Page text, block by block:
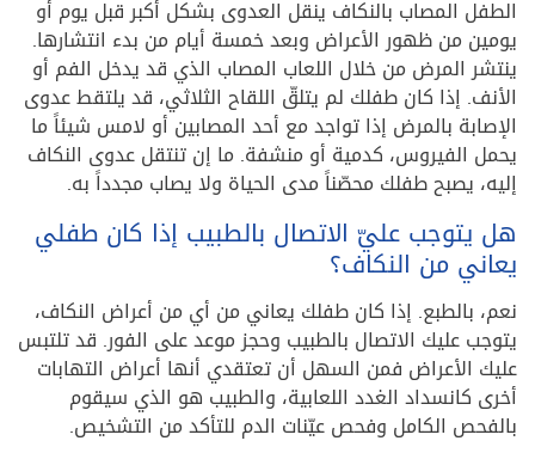
الطفل المصاب بالنكاف ينقل العدوى بشكل أكبر قبل يوم أو
يومين من ظهور الأعراض وبعد خمسة أيام من بدء انتشارها.
ينتشر المرض من خلال اللعاب المصاب الذي قد يدخل الفم أو
الأنف. إذا كان طفلك لم يتلقّ اللقاح الثلاثي، قد يلتقط عدوى
الإصابة بالمرض إذا تواجد مع أحد المصابين أو لامس شيئاً ما
يحمل الفيروس، كدمية أو منشفة. ما إن تنتقل عدوى النكاف
إليه، يصبح طفلك محصّناً مدى الحياة ولا يصاب مجدداً به.
هل يتوجب عليّ الاتصال بالطبيب إذا كان طفلي
يعاني من النكاف؟
نعم، بالطبع. إذا كان طفلك يعاني من أي من أعراض النكاف،
يتوجب عليك الاتصال بالطبيب وحجز موعد على الفور. قد تلتبس
عليك الأعراض فمن السهل أن تعتقدي أنها أعراض التهابات
أخرى كانسداد الغدد اللعابية، والطبيب هو الذي سيقوم
بالفحص الكامل وفحص عيّنات الدم للتأكد من التشخيص.